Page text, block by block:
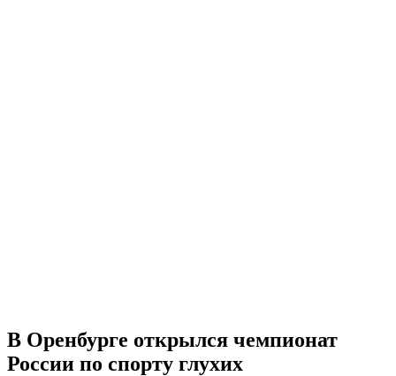
В Оренбурге открылся чемпионат
России по спорту глухих